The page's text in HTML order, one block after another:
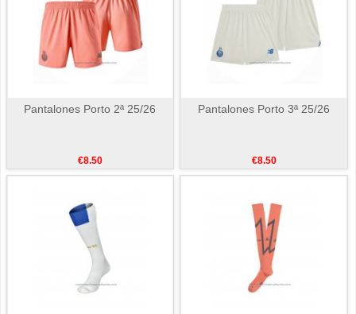
Pantalones Porto 2ª 25/26
€8.50
Pantalones Porto 3ª 25/26
€8.50